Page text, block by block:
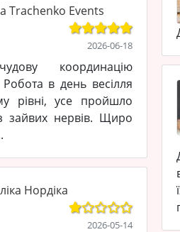
Trachenko Events
2026-06-18
координацію
Робота в день весілля
рівні, усе пройшло
зайвих нервів. Щиро
Нордіка
2026-05-14